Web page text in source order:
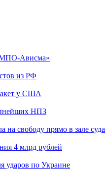
Ависма»
из РФ
у США
НПЗ
на свободу прямо в зале суда
4 млрд рублей
ударов по Украине